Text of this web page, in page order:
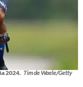
2024. Tim de Waele/Getty